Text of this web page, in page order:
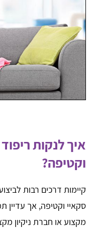
איך לנקות
וקטיפה?
קיימות דרכים רבות
סקאיי וקטיפה, אך עדיין
מקצוע או חברת ניקיון